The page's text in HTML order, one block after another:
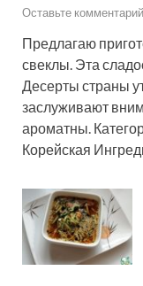
Оставьте комментарий
Предлагаю
свеклы. Эта
Десерты страны
заслуживают
ароматны.
Корейская